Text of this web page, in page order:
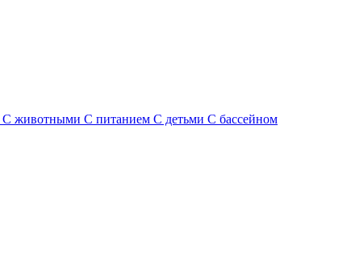
С животными С питанием С детьми С бассейном